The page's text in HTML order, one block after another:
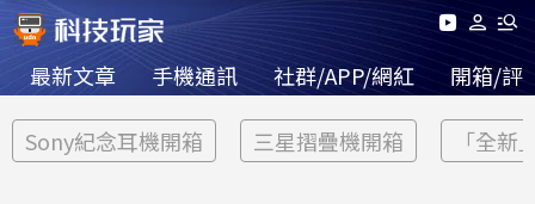
最新文章 手機通訊 社群/APP/網紅 開箱/評
Sony紀念耳機開箱 三星摺疊機開箱 「全新